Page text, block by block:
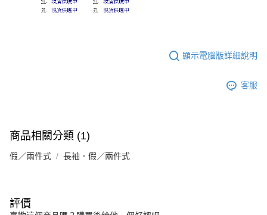
顯示電腦版詳細說明
客服
商品相關分類 (1)
假／兩件式 長袖．假／兩件式
評價